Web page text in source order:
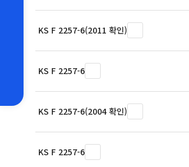
KS F 2257-6(2011 확인)
KS F 2257-6
KS F 2257-6(2004 확인)
KS F 2257-6